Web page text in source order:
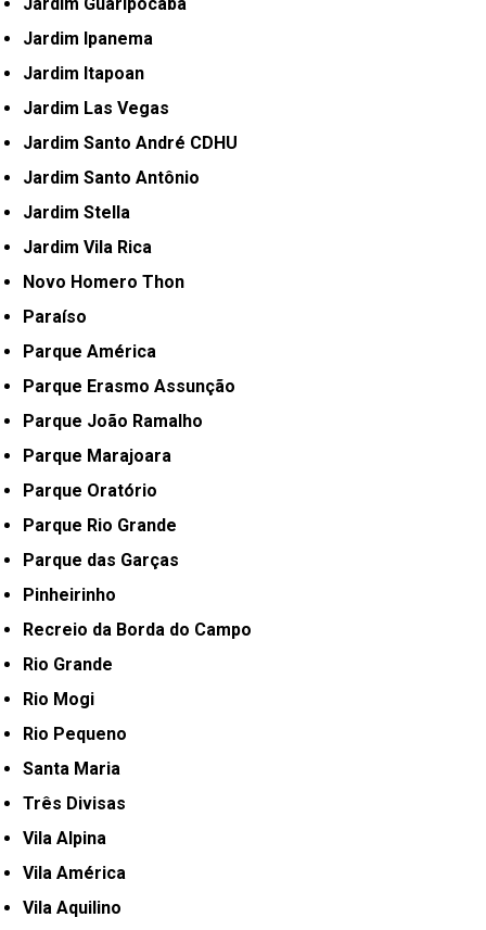
Jardim Ipanema
Jardim Itapoan
Jardim Las Vegas
Jardim Santo André CDHU
Jardim Santo Antônio
Jardim Stella
Jardim Vila Rica
Novo Homero Thon
Paraíso
Parque América
Parque Erasmo Assunção
Parque João Ramalho
Parque Marajoara
Parque Oratório
Parque Rio Grande
Parque das Garças
Pinheirinho
Recreio da Borda do Campo
Rio Grande
Rio Mogi
Rio Pequeno
Santa Maria
Três Divisas
Vila Alpina
Vila América
Vila Aquilino